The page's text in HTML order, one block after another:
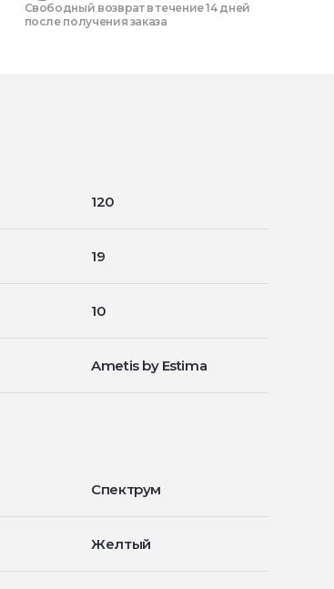
Свободный возврат в течение 14 дней
после получения заказа
120
19
10
Ametis by Estima
Спектрум
Желтый